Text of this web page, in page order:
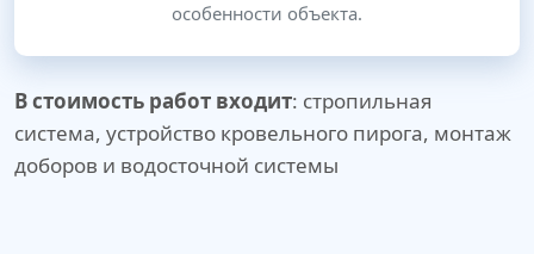
особенности объекта.
В стоимость работ входит: стропильная
система, устройство кровельного пирога, монтаж
доборов и водосточной системы